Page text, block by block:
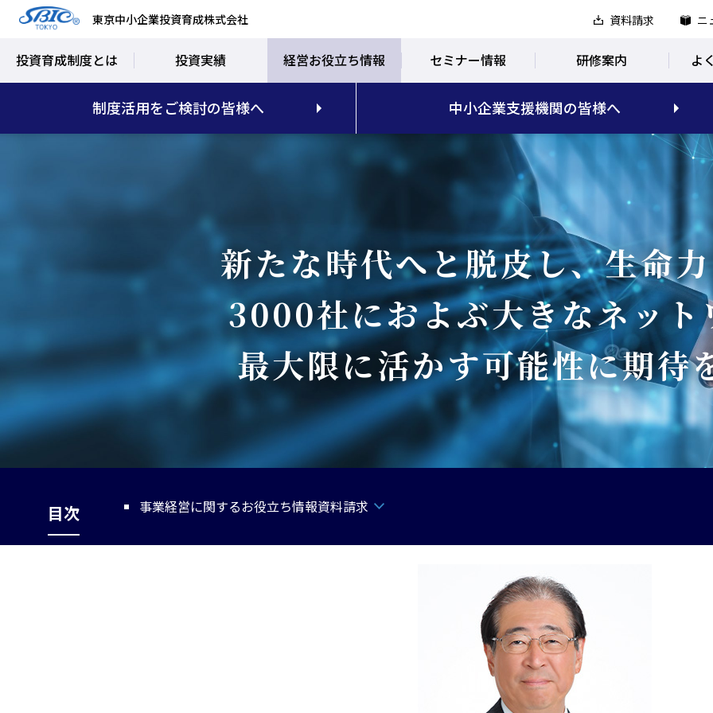
東京中小企業投資育成株式会社 資料請求 ニ
投資育成制度とは 投資実績 経営お役立ち情報 セミナー情報 研修案内 よ
制度活用をご検討の皆様へ 中小企業支援機関の皆様へ
新たな時代へと脱皮し、生命
3000社におよぶ大きなネット
最大限に活かす可能性に期待
目次 事業経営に関するお役立ち情報資料請求